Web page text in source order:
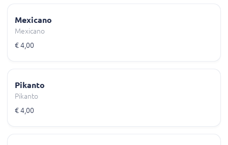
Mexicano
Mexicano
€ 4,00
Pikanto
Pikanto
€ 4,00